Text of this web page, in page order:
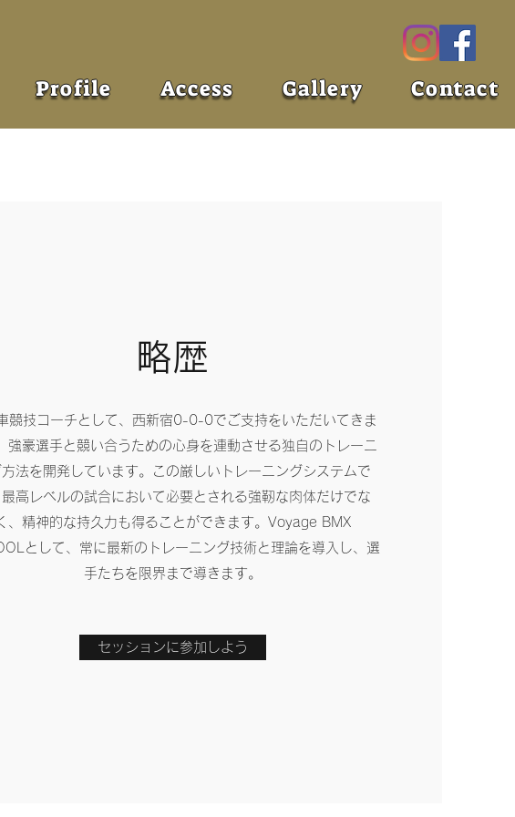
Profile Access Gallery Contact
略歴
競技コーチとして、西新宿0-0-0でご支持をいただいてきま
強豪選手と競い合うための心身を連動させる独自のトレーニ
方法を開発しています。この厳しいトレーニングシステムで
最高レベルの試合において必要とされる強靭な肉体だけでな
、精神的な持久力も得ることができます。Voyage BMX
として、常に最新のトレーニング技術と理論を導入し、選
手たちを限界まで導きます。
セッションに参加しよう